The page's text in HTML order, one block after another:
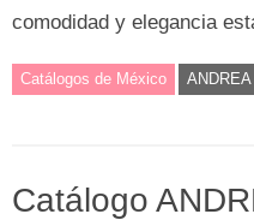
comodidad y elegancia
Catálogos de México ANDREA
Catálogo